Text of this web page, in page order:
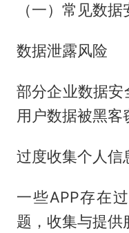
（一）常见数
数据泄露风险
部分企业数据
用户数据被黑客
过度收集个人信
一些APP存在
题，收集与提供